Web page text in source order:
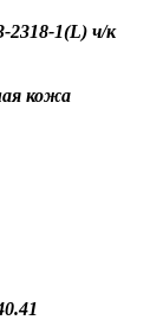
2318-1(L) ч/к
кожа